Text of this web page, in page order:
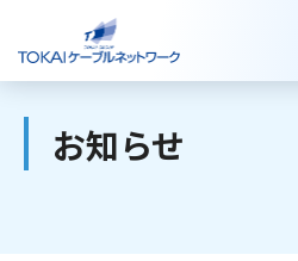
ご検討中のお客様
お知らせ